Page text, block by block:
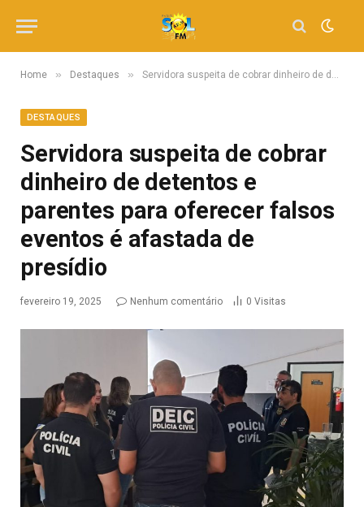
Home » Destaques » Servidora suspeita de cobrar dinheiro de detentos e parentes para oferecer falsos eventos é afastada de presídio
DESTAQUES
Servidora suspeita de cobrar
dinheiro de detentos e
parentes para oferecer falsos
eventos é afastada de
presídio
fevereiro 19, 2025 Nenhum comentário 0 Visitas